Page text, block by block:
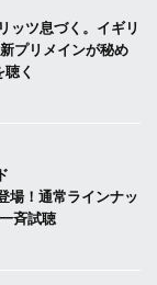
ッツ息づく。イギリ
プリメインが秘め
く
場！通常ラインナッ
斉試聴